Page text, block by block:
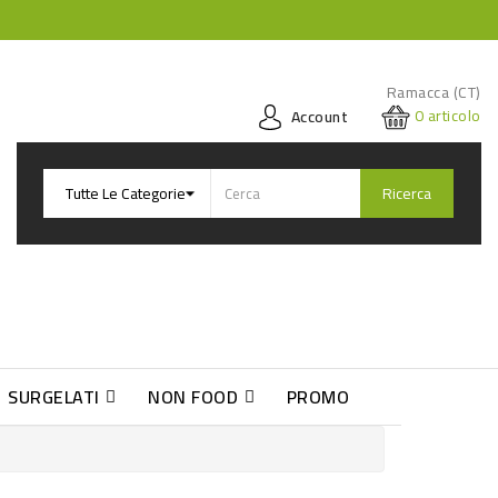
Ramacca (CT)
Account
0articolo
Ricerca
SURGELATI NON FOOD PROMO